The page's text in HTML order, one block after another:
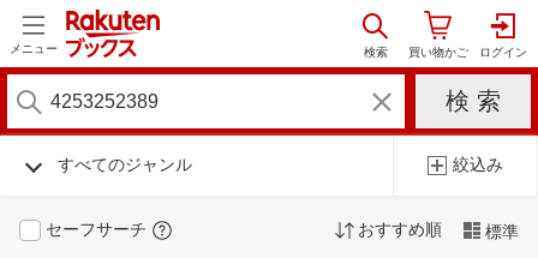
メニュー
すべてのジャンル 絞込み
セーフサーチ おすすめ順 標準